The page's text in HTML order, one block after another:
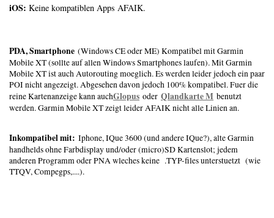
iOS: Keine kompatiblen Apps AFAIK.
PDA, Smartphone (Windows CE oder ME) Kompatibel mit Garmin
Mobile XT (sollte auf allen Windows Smartphones laufen). Mit Garmin
Mobile XT ist auch Autorouting moeglich. Es werden leider jedoch ein paar
POI nicht angezeigt. Abgesehen davon jedoch 100% kompatibel. Fuer die
reine Kartenanzeige kann auchGlopus oder Qlandkarte M benutzt
werden. Garmin Mobile XT zeigt leider AFAIK nicht alle Linien an.
Inkompatibel mit: Iphone, IQue 3600 (und andere IQue?), alte Garmin
handhelds ohne Farbdisplay und/oder (micro)SD Kartenslot; jedem
anderen Programm oder PNA wleches keine .TYP-files unterstuetzt (wie
TTQV, Compegps,....).